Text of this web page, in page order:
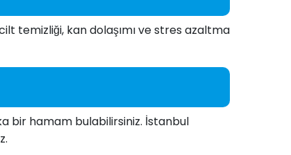
temizliği, kan dolaşımı ve stres azaltma
bir hamam bulabilirsiniz. İstanbul